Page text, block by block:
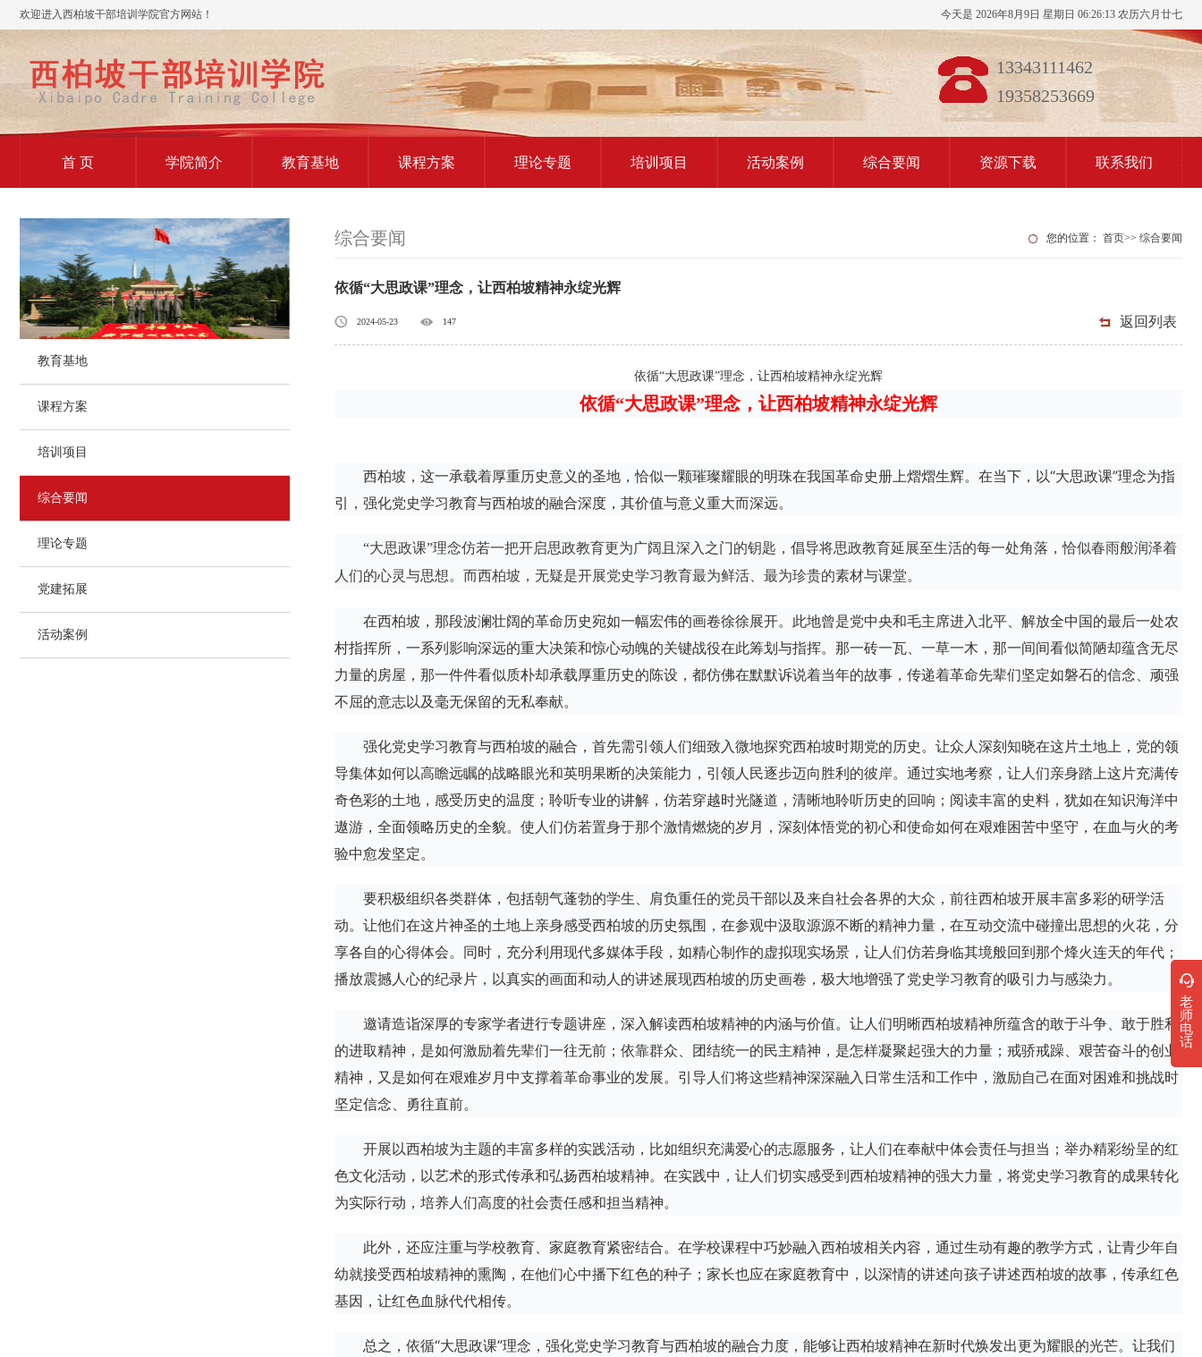
欢迎进入西柏坡干部培训学院官方网站！ 今天是 2026年8月9日 星期日 06:26:14 农历六月廿七
13343111462
19358253669
首 页 学院简介 教育基地 课程方案 理论专题 培训项目 活动案例 综合要闻 资源下载 联系我们
教育基地
课程方案
培训项目
综合要闻
理论专题
党建拓展
活动案例
综合要闻 您的位置： 首页>> 综合要闻
依循“大思政课”理念，让西柏坡精神永绽光辉
2024-05-23 147 返回列表
依循“大思政课”理念，让西柏坡精神永绽光辉
依循“大思政课”理念，让西柏坡精神永绽光辉
西柏坡，这一承载着厚重历史意义的圣地，恰似一颗璀璨耀眼的明珠在我国革命史册上熠熠生辉。在当下，以“大思政课”理念为指
引，强化党史学习教育与西柏坡的融合深度，其价值与意义重大而深远。
“大思政课”理念仿若一把开启思政教育更为广阔且深入之门的钥匙，倡导将思政教育延展至生活的每一处角落，恰似春雨般润泽着
人们的心灵与思想。而西柏坡，无疑是开展党史学习教育最为鲜活、最为珍贵的素材与课堂。
在西柏坡，那段波澜壮阔的革命历史宛如一幅宏伟的画卷徐徐展开。此地曾是党中央和毛主席进入北平、解放全中国的最后一处农
村指挥所，一系列影响深远的重大决策和惊心动魄的关键战役在此筹划与指挥。那一砖一瓦、一草一木，那一间间看似简陋却蕴含无尽
力量的房屋，那一件件看似质朴却承载厚重历史的陈设，都仿佛在默默诉说着当年的故事，传递着革命先辈们坚定如磐石的信念、顽强
不屈的意志以及毫无保留的无私奉献。
强化党史学习教育与西柏坡的融合，首先需引领人们细致入微地探究西柏坡时期党的历史。让众人深刻知晓在这片土地上，党的领
导集体如何以高瞻远瞩的战略眼光和英明果断的决策能力，引领人民逐步迈向胜利的彼岸。通过实地考察，让人们亲身踏上这片充满传
奇色彩的土地，感受历史的温度；聆听专业的讲解，仿若穿越时光隧道，清晰地聆听历史的回响；阅读丰富的史料，犹如在知识海洋中
遨游，全面领略历史的全貌。使人们仿若置身于那个激情燃烧的岁月，深刻体悟党的初心和使命如何在艰难困苦中坚守，在血与火的考
验中愈发坚定。
要积极组织各类群体，包括朝气蓬勃的学生、肩负重任的党员干部以及来自社会各界的大众，前往西柏坡开展丰富多彩的研学活
动。让他们在这片神圣的土地上亲身感受西柏坡的历史氛围，在参观中汲取源源不断的精神力量，在互动交流中碰撞出思想的火花，分
享各自的心得体会。同时，充分利用现代多媒体手段，如精心制作的虚拟现实场景，让人们仿若身临其境般回到那个烽火连天的年代；
播放震撼人心的纪录片，以真实的画面和动人的讲述展现西柏坡的历史画卷，极大地增强了党史学习教育的吸引力与感染力。
邀请造诣深厚的专家学者进行专题讲座，深入解读西柏坡精神的内涵与价值。让人们明晰西柏坡精神所蕴含的敢于斗争、敢于胜利
的进取精神，是如何激励着先辈们一往无前；依靠群众、团结统一的民主精神，是怎样凝聚起强大的力量；戒骄戒躁、艰苦奋斗的创业
精神，又是如何在艰难岁月中支撑着革命事业的发展。引导人们将这些精神深深融入日常生活和工作中，激励自己在面对困难和挑战时
坚定信念、勇往直前。
开展以西柏坡为主题的丰富多样的实践活动，比如组织充满爱心的志愿服务，让人们在奉献中体会责任与担当；举办精彩纷呈的红
色文化活动，以艺术的形式传承和弘扬西柏坡精神。在实践中，让人们切实感受到西柏坡精神的强大力量，将党史学习教育的成果转化
为实际行动，培养人们高度的社会责任感和担当精神。
此外，还应注重与学校教育、家庭教育紧密结合。在学校课程中巧妙融入西柏坡相关内容，通过生动有趣的教学方式，让青少年自
幼就接受西柏坡精神的熏陶，在他们心中播下红色的种子；家长也应在家庭教育中，以深情的讲述向孩子讲述西柏坡的故事，传承红色
基因，让红色血脉代代相传。
总之，依循“大思政课”理念，强化党史学习教育与西柏坡的融合力度，能够让西柏坡精神在新时代焕发出更为耀眼的光芒。让我们
老
师
电
话